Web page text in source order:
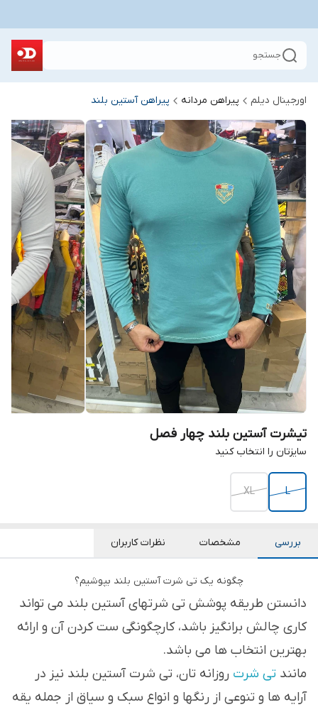
جستجو
اورجینال دیلم پیراهن مردانه پیراهن آستین بلند
تیشرت آستین بلند چهار فصل
سایزتان را انتخاب کنید
L
XL
بررسی مشخصات نظرات کاربران
چگونه یک تی شرت آستین بلند بپوشیم؟
دانستن طریقه پوشش تی شرتهای آستین بلند می تواند
کاری چالش برانگیز باشد، کارچگونگی ست کردن آن و ارائه
بهترین انتخاب ها می باشد.
مانند تی شرت روزانه تان، تی شرت آستین بلند نیز در
آرایه ها و تنوعی از رنگها و انواع سبک و سیاق از جمله یقه